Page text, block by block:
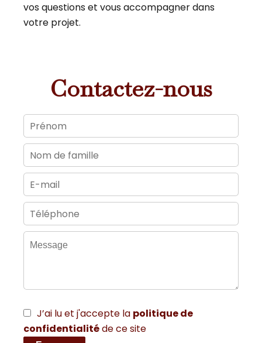
vos questions et vous accompagner dans
votre projet.
Contactez-nous
J’ai lu et j'accepte la politique de
confidentialitéde ce site